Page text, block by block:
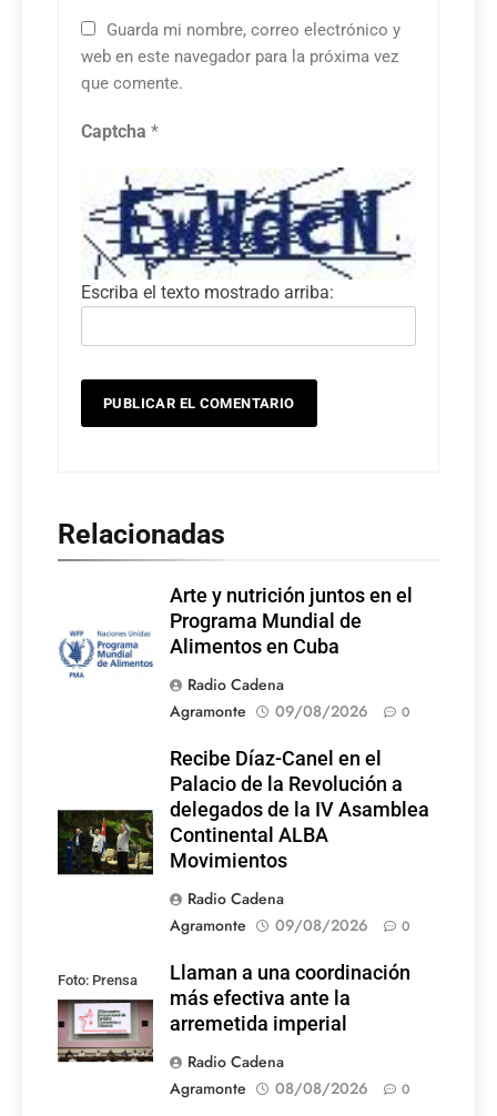
Guarda mi nombre, correo electrónico y
web en este navegador para la próxima vez
que comente.
Captcha *
Escriba el texto mostrado arriba:
Relacionadas
Arte y nutrición juntos en el
Programa Mundial de
Alimentos en Cuba
Radio Cadena
Agramonte
09/08/2026 0
Recibe Díaz-Canel en el
Palacio de la Revolución a
delegados de la IV Asamblea
Continental ALBA
Movimientos
Radio Cadena
Agramonte
09/08/2026 0
Foto: Prensa
Latina
Llaman a una coordinación
más efectiva ante la
arremetida imperial
Radio Cadena
Agramonte
08/08/2026 0